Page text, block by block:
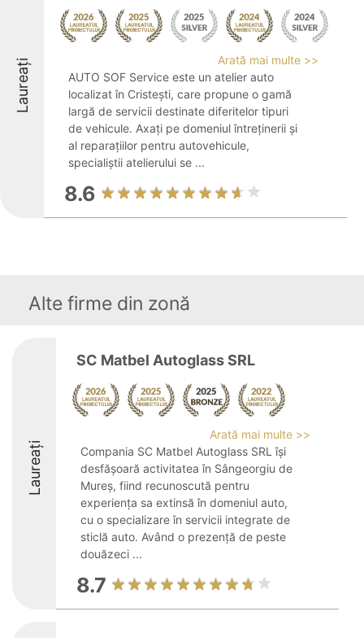
Laureați
Arată mai multe >>
AUTO SOF Service este un atelier auto
localizat în Cristești, care propune o gamă
largă de servicii destinate diferitelor tipuri
de vehicule. Axați pe domeniul întreținerii și
al reparațiilor pentru autovehicule,
specialiștii atelierului se ...
8.6
Alte firme din zonă
Laureați
SC Matbel Autoglass SRL
Arată mai multe >>
Compania SC Matbel Autoglass SRL își
desfășoară activitatea în Sângeorgiu de
Mureș, fiind recunoscută pentru
experiența sa extinsă în domeniul auto,
cu o specializare în servicii integrate de
sticlă auto. Având o prezență de peste
douăzeci ...
8.7